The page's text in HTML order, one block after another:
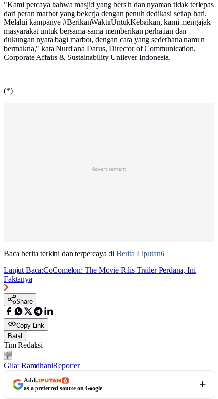
"Kami percaya bahwa masjid yang bersih dan nyaman tidak terlepas
dari peran marbot yang bekerja dengan penuh dedikasi setiap hari.
Melalui kampanye #BerikanWaktuUntukKebaikan, kami mengajak
masyarakat untuk bersama-sama memberikan perhatian dan
dukungan nyata bagi marbot, dengan cara yang sederhana namun
bermakna," kata Nurdiana Darus, Director of Communication,
Corporate Affairs & Sustainability Unilever Indonesia.
(*)
Advertisement
Baca berita terkini dan terpercaya di Berita Liputan6
Lanjut Baca:CoComelon: The Movie Rilis Trailer Perdana, Ini
Faktanya
Share
Copy Link
Batal
Tim Redaksi
Gilar RamdhaniReporter
Add
as a preferred source on Google